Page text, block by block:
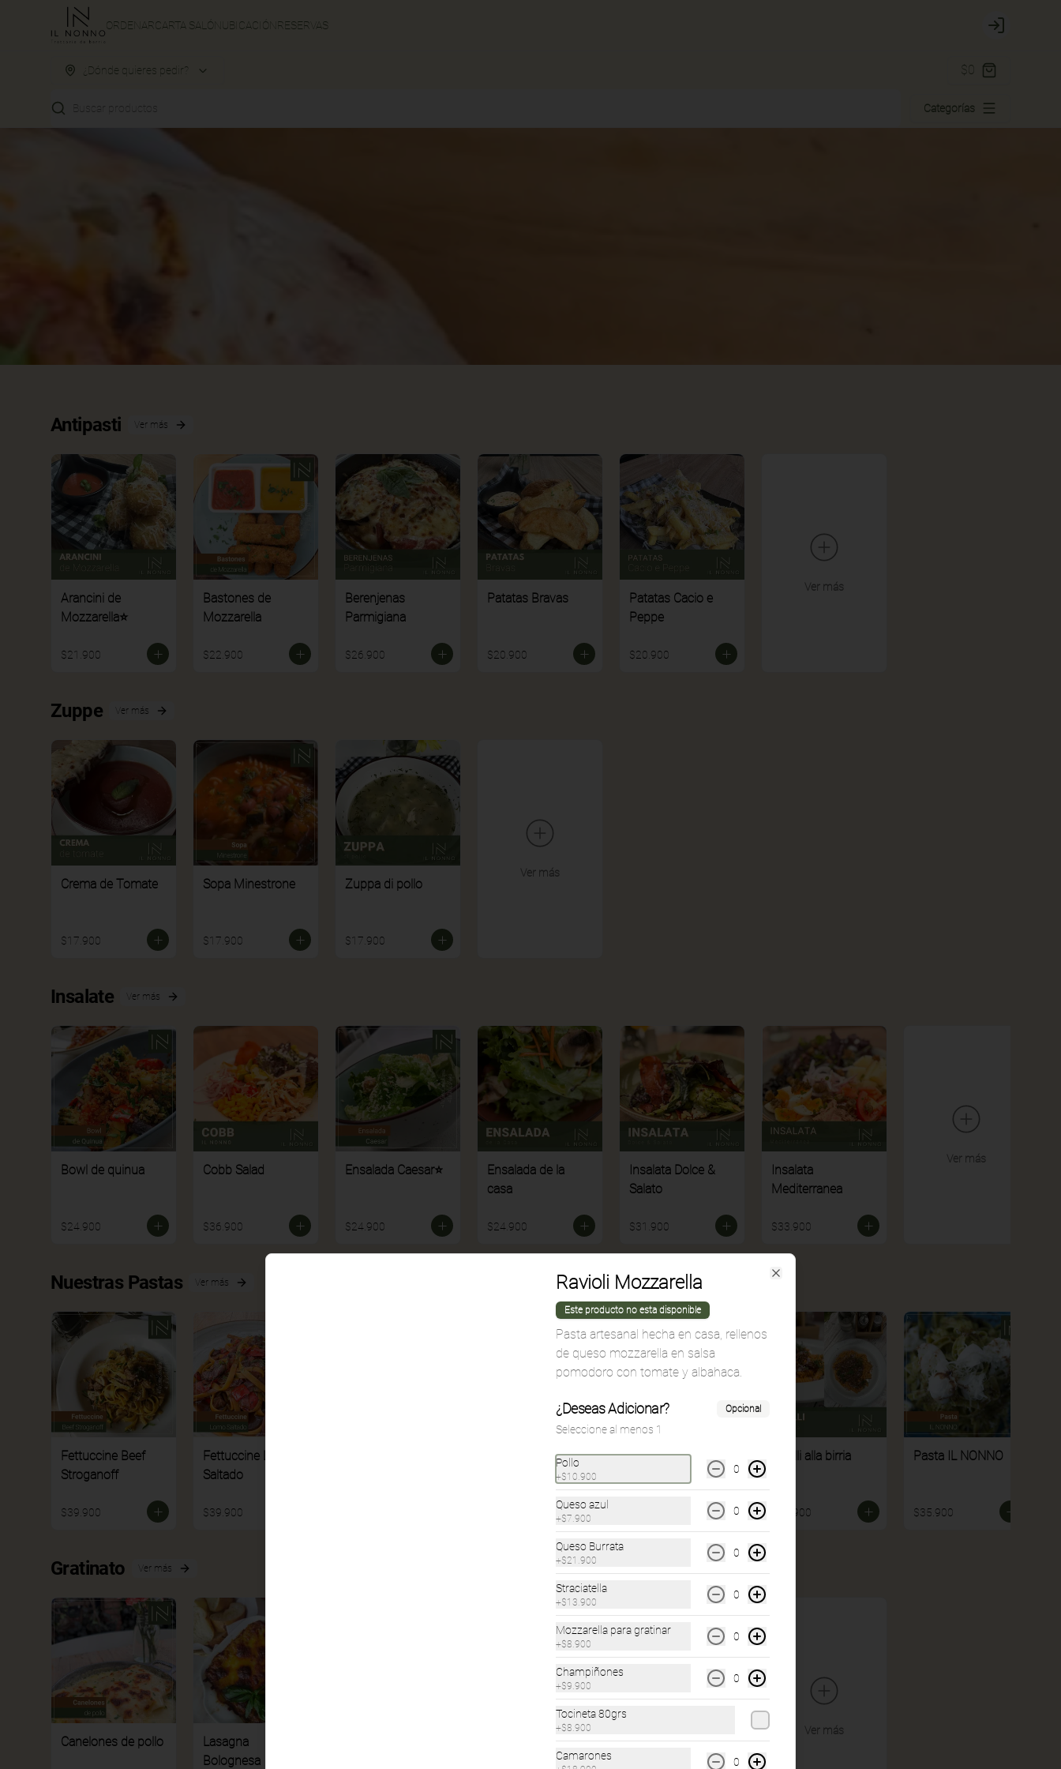
ORDENAR CARTA SALÓN UBICACIÓN RESERVAS
Login
¿Dónde quieres pedir? $0
Buscar productos Categorías
Antipasti Ver más
Arancini de
Mozzarella⭐
$21.900
Bastones de
Mozzarella
$22.900
Berenjenas
Parmigiana
$26.900
Patatas Bravas
$20.900
Patatas Cacio e
Peppe
$20.900
Ver más
Zuppe Ver más
Crema de Tomate
$17.900
Sopa Minestrone
$17.900
Zuppa di pollo
$17.900
Ver más
Insalate Ver más
Bowl de quinua
$24.900
Cobb Salad
$36.900
Ensalada Caesar⭐
$24.900
Ensalada de la
casa
$24.900
Insalata Dolce &
Salato
$31.900
Insalata
Mediterranea
$33.900
Ver más
Nuestras Pastas Ver más
Fettuccine Beef
Stroganoff
$39.900
Fettuccine Lomo
Saltado
$39.900
Fusilli Funghi
Fusilli Quattro
Fusilli alla birria
$39.900
Pasta IL NONNO
$35.900
Gratinato Ver más
Canelones de pollo
Lasagna
Bolognesa
Penne Gratinato
Spaghetti
Ver más
Ravioli Mozzarella
Este producto no esta disponible
Pasta artesanal hecha en casa, rellenos
de queso mozzarella en salsa
pomodoro con tomate y albahaca.
¿Deseas Adicionar? Opcional
Seleccione al menos 1
Pollo
+$10.900
0
Queso azul
+$7.900
0
Queso Burrata
+$21.900
0
Straciatella
+$13.900
0
Mozzarella para gratinar
+$8.900
0
Champiñones
+$9.900
0
Tocineta 80grs
+$8.900
Camarones 0